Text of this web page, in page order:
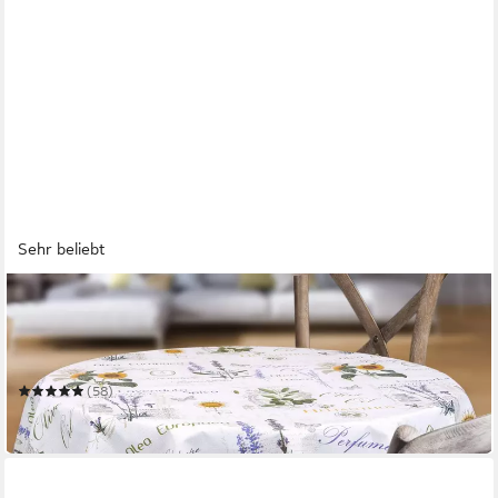
Sehr beliebt
BEAUTEX
Tischdecke Wachstuchtischdecke geprägt Provence
abwischbar Garten Tischdecke
Mehrere Größen
(58)
ab 9,99 €
in 2-3 Werktagen bei dir